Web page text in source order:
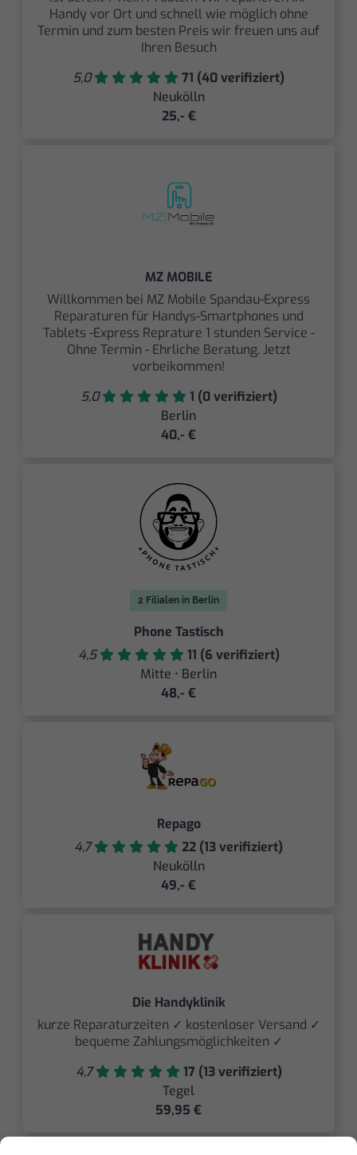
Handy vor Ort und schnell wie möglich ohne
Termin und zum besten Preis wir freuen uns auf
Ihren Besuch
5,0
71 (40 verifiziert)
Neukölln
25,- €
MZ MOBILE
Willkommen bei MZ Mobile Spandau-Express
Reparaturen für Handys-Smartphones und
Tablets -Express Reprature 1 stunden Service -
Ohne Termin - Ehrliche Beratung. Jetzt
vorbeikommen!
5,0
1 (0 verifiziert)
Berlin
40,- €
2 Filialen in Berlin
Phone Tastisch
4,5
11 (6 verifiziert)
Mitte • Berlin
48,- €
Repago
4,7
22 (13 verifiziert)
Neukölln
49,- €
Die Handyklinik
kurze Reparaturzeiten ✓ kostenloser Versand ✓
bequeme Zahlungsmöglichkeiten ✓
4,7
17 (13 verifiziert)
Tegel
59,95 €